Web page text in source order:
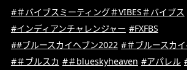
#＃バイブスミーティング＃VIBES＃バイブス
#インディアンチャレンジャー #FXFBS
##ブルースカイヘブン2022 #＃ブルースカ
#＃ブルスカ #＃blueskyheaven #アパレル